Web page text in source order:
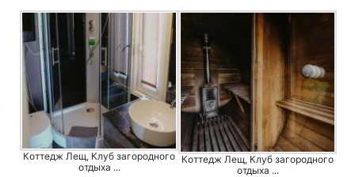
Коттедж Лещ, Клуб загородного
отдыха ...
Коттедж Лещ, Клуб загородного
отдыха ...